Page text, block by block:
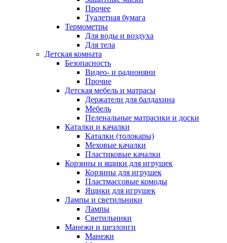
Прочее
Туалетная бумага
Термометры
Для воды и воздуха
Для тела
Детская комната
Безопасность
Видео- и радионяни
Прочие
Детская мебель и матрасы
Держатели для балдахина
Мебель
Пеленальные матрасики и доски
Каталки и качалки
Каталки (толокары)
Меховые качалки
Пластиковые качалки
Корзины и ящики для игрушек
Корзины для игрушек
Пластмассовые комоды
Ящики для игрушек
Лампы и светильники
Лампы
Светильники
Манежи и шезлонги
Манежи